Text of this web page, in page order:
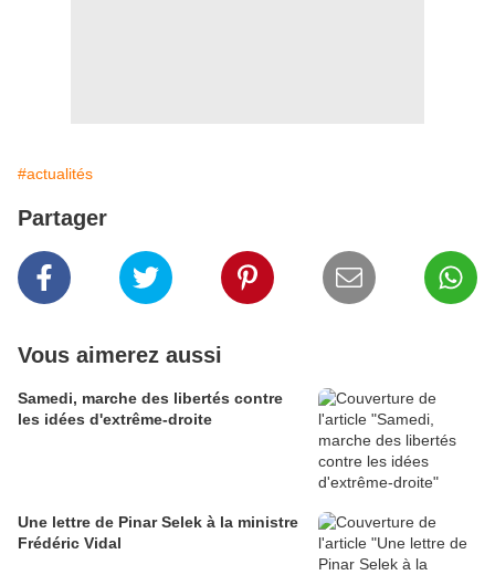
#actualités
Partager
Vous aimerez aussi
Samedi, marche des libertés contre
les idées d'extrême-droite
Une lettre de Pinar Selek à la ministre
Frédéric Vidal